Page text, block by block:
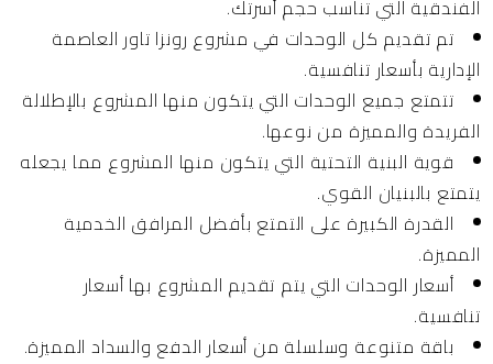
الفندقية التي تناسب حجم أسرتك.
تم تقديم كل الوحدات في مشروع رونزا تاور العاصمة
الإدارية بأسعار تنافسية.
تتمتع جميع الوحدات التي يتكون منها المشروع بالإطلالة
الفريدة والمميزة من نوعها.
قوية البنية التحتية التي يتكون منها المشروع مما يجعله
يتمتع بالبنيان القوي.
القدرة الكبيرة على التمتع بأفضل المرافق الخدمية
المميزة.
أسعار الوحدات التي يتم تقديم المشروع بها أسعار
تنافسية.
باقة متنوعة وسلسلة من أسعار الدفع والسداد المميزة.